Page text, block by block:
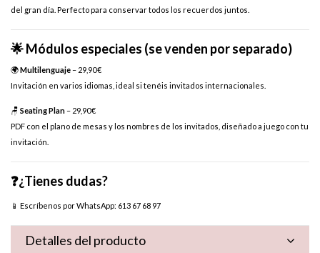
del gran día. Perfecto para conservar todos los recuerdos juntos.
🌟 Módulos especiales (se venden por separado)
🌍Multilenguaje– 29,90 €
Invitación en varios idiomas, ideal si tenéis invitados internacionales.
🪑 Seating Plan– 29,90 €
PDF con el plano de mesas y los nombres de los invitados, diseñado a juego con tu
invitación.
❓¿Tienes dudas?
📱 Escríbenos por WhatsApp: 613 67 68 97
Detalles del producto